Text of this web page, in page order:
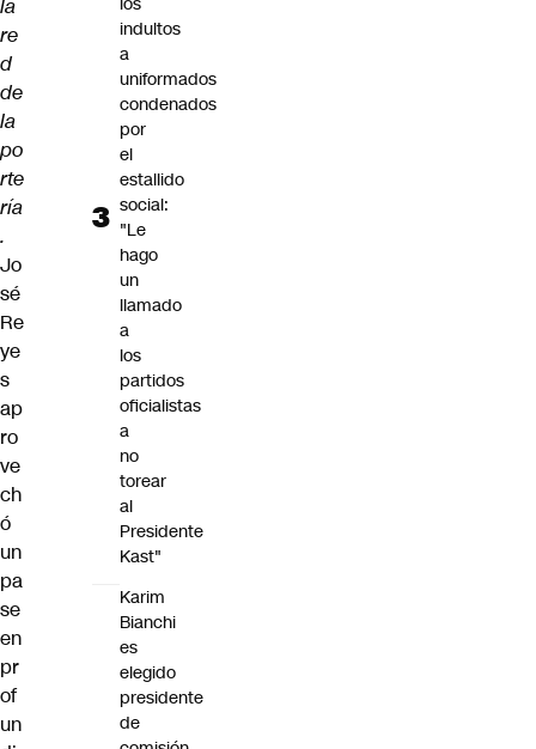
la
re
d
de
la
po
rte
ría
.
Jo
sé
Re
ye
s
ap
ro
ve
ch
ó
un
pa
se
en
pr
of
un
indultos
a
uniformados
condenados
por
el
estallido
social:
"Le
hago
un
llamado
a
los
partidos
oficialistas
a
no
torear
al
Presidente
Kast"
Karim
Bianchi
es
elegido
presidente
de